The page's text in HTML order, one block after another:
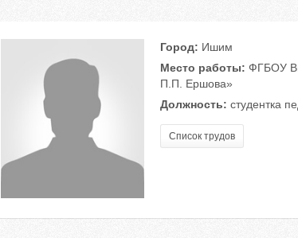
Город: Ишим
Место работы: ФГБОУ
П.П. Ершова»
Должность: студентка
Список трудов